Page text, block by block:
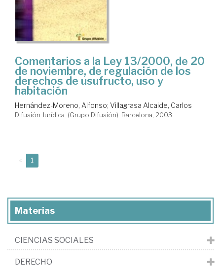
Comentarios a la Ley 13/2000, de 20
de noviembre, de regulación de los
derechos de usufructo, uso y
habitación
Hernández-Moreno, Alfonso; Villagrasa Alcaide, Carlos
Difusión Jurídica. (Grupo Difusión). Barcelona, 2003
« 1
Materias
CIENCIAS SOCIALES
DERECHO